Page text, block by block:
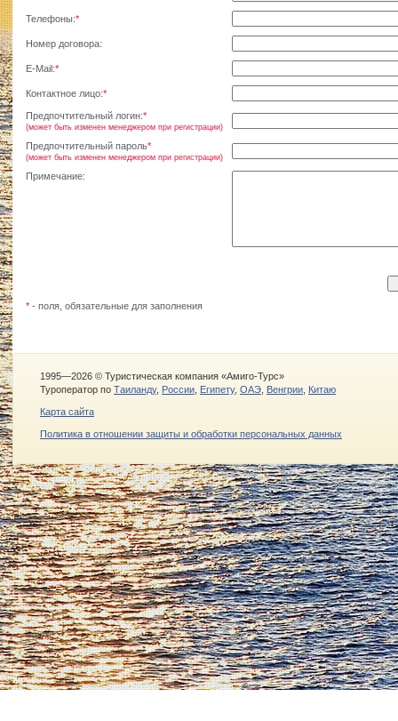
Телефоны:*
Номер договора:
E-Mail:*
Контактное лицо:*
Предпочтительный логин:*
(может быть изменен менеджером при регистрации)
Предпочтительный пароль*
(может быть изменен менеджером при регистрации)
Примечание:
* - поля, обязательные для заполнения
1995—2026 © Туристическая компания «Амиго-Турс»
Туроператор по Таиланду, России Египету, ОАЭ Венгрии Китаю
Карта сайта
Политика в отношении защиты и обработки персональных данных